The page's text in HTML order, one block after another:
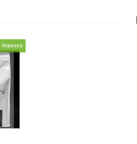
Новинка